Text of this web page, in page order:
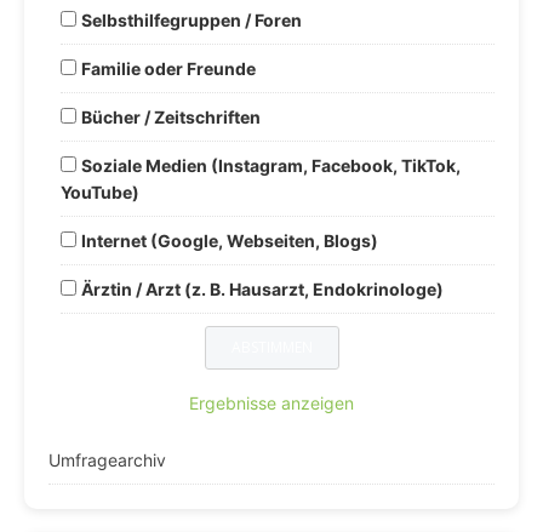
Selbsthilfegruppen / Foren
Familie oder Freunde
Bücher / Zeitschriften
Soziale Medien (Instagram, Facebook, TikTok,
YouTube)
Internet (Google, Webseiten, Blogs)
Ärztin / Arzt (z. B. Hausarzt, Endokrinologe)
Ergebnisse anzeigen
Umfragearchiv